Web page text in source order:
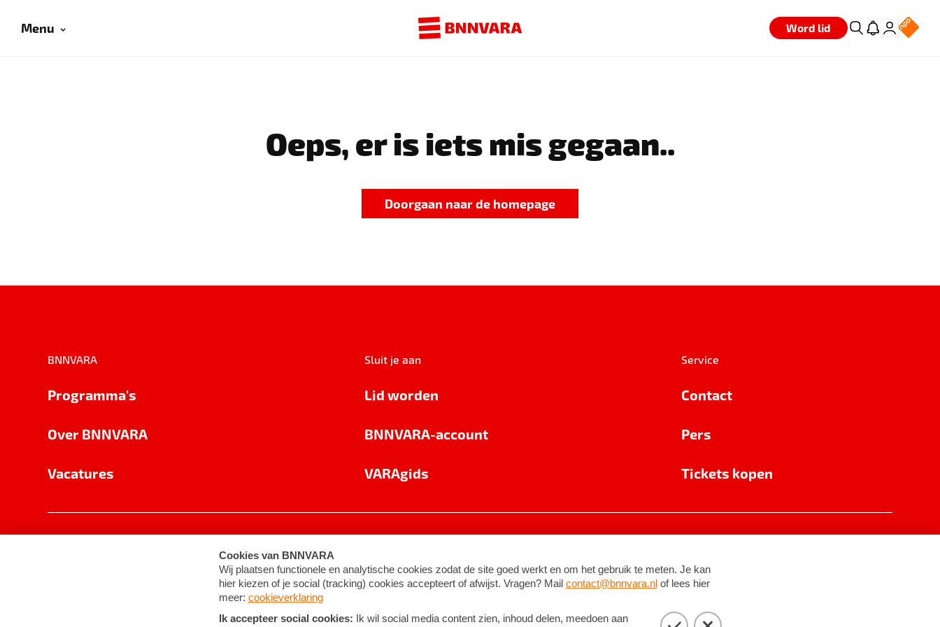
Menu Word lid
Oeps, er is iets mis gegaan..
Doorgaan naar de homepage
BNNVARA
Programma's
Over BNNVARA
Vacatures
Sluit je aan
Lid worden
BNNVARA-account
VARAgids
Service
Contact
Pers
Tickets kopen
Cookie-instellingen Algemene voorwaarden ©2026BNNVARA